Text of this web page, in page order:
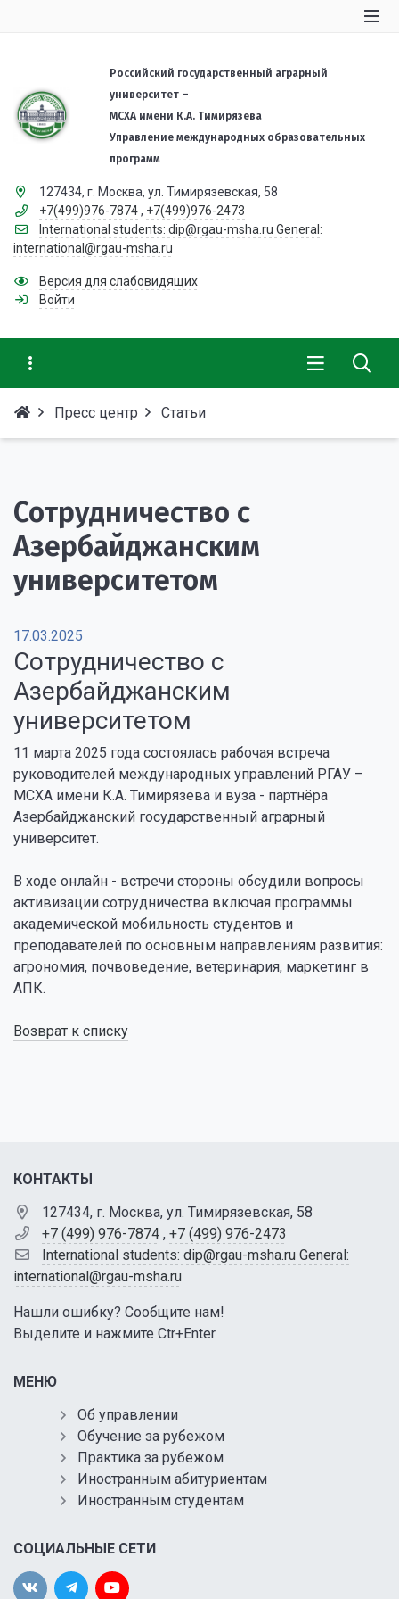
Российский государственный аграрный
университет –
МСХА имени К.А. Тимирязева
Управление международных образовательных
программ
127434, г. Москва, ул. Тимирязевская, 58
+7(499)976-7874 , +7(499)976-2473
International students: dip@rgau-msha.ru General:
international@rgau-msha.ru
Версия для слабовидящих
Войти
Пресс центр Статьи
Сотрудничество с
Азербайджанским
университетом
17.03.2025
Сотрудничество с
Азербайджанским
университетом
11 марта 2025 года состоялась рабочая встреча
руководителей международных управлений РГАУ –
МСХА имени К.А. Тимирязева и вуза - партнёра
Азербайджанский государственный аграрный
университет.
В ходе онлайн - встречи стороны обсудили вопросы
активизации сотрудничества включая программы
академической мобильность студентов и
преподавателей по основным направлениям развития:
агрономия, почвоведение, ветеринария, маркетинг в
АПК.
Возврат к списку
КОНТАКТЫ
127434, г. Москва, ул. Тимирязевская, 58
+7 (499) 976-7874 , +7 (499) 976-2473
International students: dip@rgau-msha.ru General:
international@rgau-msha.ru
Нашли ошибку? Сообщите нам!
Выделите и нажмите Ctr+Enter
МЕНЮ
Об управлении
Обучение за рубежом
Практика за рубежом
Иностранным абитуриентам
Иностранным студентам
СОЦИАЛЬНЫЕ СЕТИ